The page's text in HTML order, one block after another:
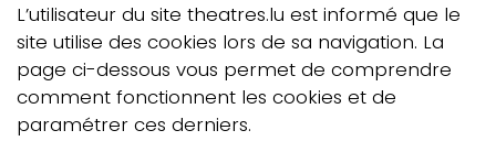
Corps
L’utilisateur du site theatres.lu est informé que le
site utilise des cookies lors de sa navigation. La
page ci-dessous vous permet de comprendre
comment fonctionnent les cookies et de
paramétrer ces derniers.